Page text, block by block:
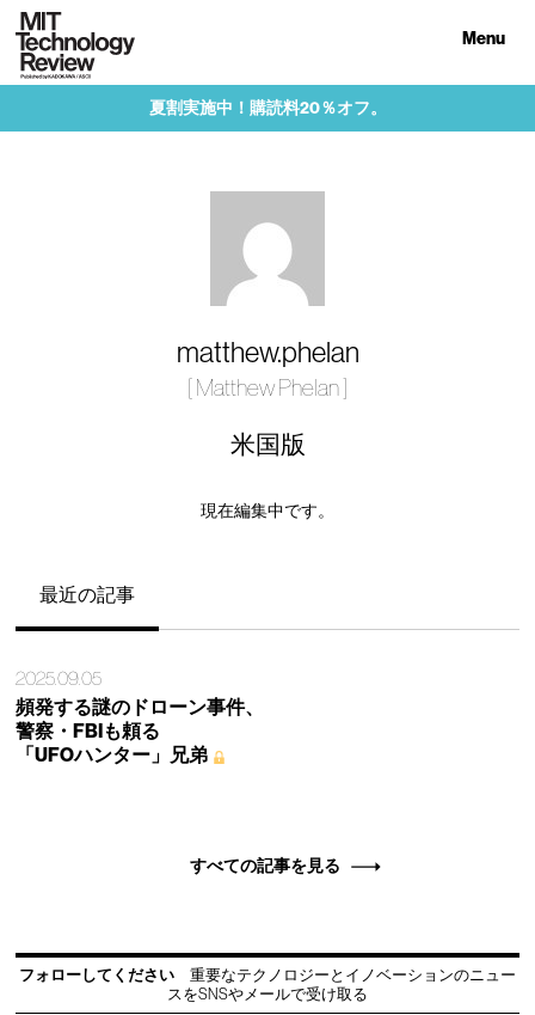
Menu
夏割実施中！購読料20％オフ。
matthew.phelan
[ Matthew Phelan ]
米国版
現在編集中です。
最近の記事
2025.09.05
頻発する謎のドローン事件、
警察・FBIも頼る
「UFOハンター」兄弟
すべての記事を見る
フォローしてください
重要なテクノロジーとイノベーションのニュー
スをSNSやメールで受け取る